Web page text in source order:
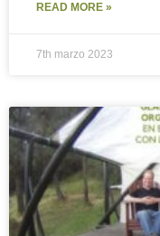
READ MORE »
7th marzo 2023